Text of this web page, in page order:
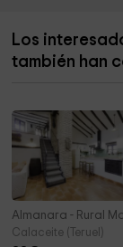
Ermita de Santa
Los
también han
Almanara - Rural
Calaceite (Teruel)